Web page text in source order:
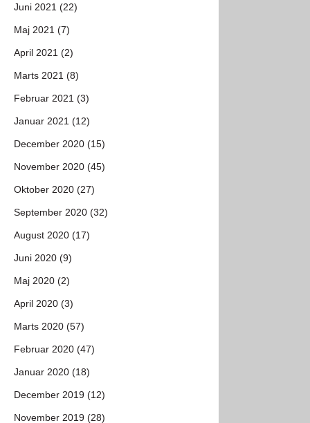
Juni 2021 (22)
Maj 2021 (7)
April 2021 (2)
Marts 2021 (8)
Februar 2021 (3)
Januar 2021 (12)
December 2020 (15)
November 2020 (45)
Oktober 2020 (27)
September 2020 (32)
August 2020 (17)
Juni 2020 (9)
Maj 2020 (2)
April 2020 (3)
Marts 2020 (57)
Februar 2020 (47)
Januar 2020 (18)
December 2019 (12)
November 2019 (28)